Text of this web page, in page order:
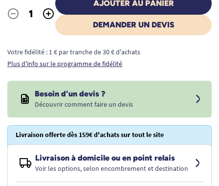
Quantité
- +
AJOUTER AU PANIER
DEMANDER UN DEVIS
Votre fidélité : 1 € par tranche de 30 € d'achats
Plus d'info sur le programme de fidélité
Besoin d'un devis ?
Découvrir comment faire un devis
Livraison offerte dès 159€ d'achats sur tout le site
Livraison à domicile ou en point relais
Voir les options, selon encombrement et destination